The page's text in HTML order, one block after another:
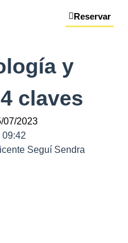
Reservar
y
claves
07/2023
09:42
Seguí Sendra